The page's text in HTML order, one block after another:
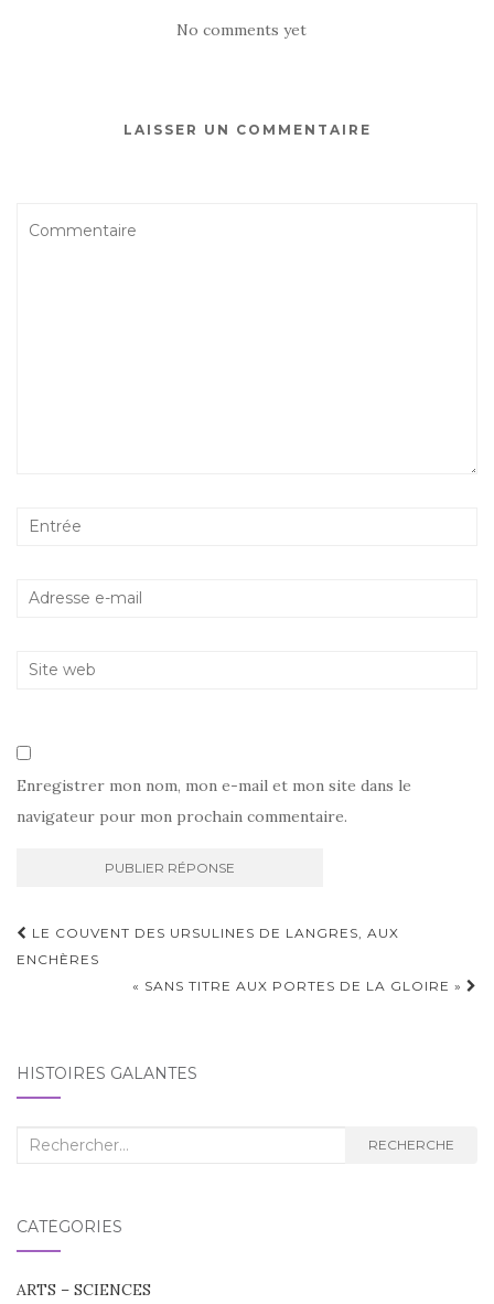
No comments yet
LAISSER UN COMMENTAIRE
Enregistrer mon nom, mon e-mail et mon site dans le
navigateur pour mon prochain commentaire.
Navigation
d'article
LE COUVENT DES URSULINES DE LANGRES, AUX
ENCHÈRES
« SANS TITRE AUX PORTES DE LA GLOIRE »
HISTOIRES GALANTES
Recherche
RECHERCHE
CATÉGORIES
ARTS – SCIENCES